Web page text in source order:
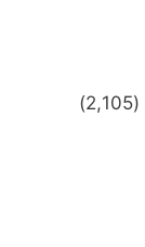
(2,105)